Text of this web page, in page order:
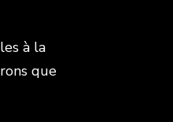
à la
que